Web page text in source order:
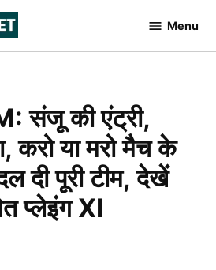
Cricket
Menu
संजू की एंट्री,
करो या मरो मैच के
दी पूरी टीम, देखें
प्लेइंग XI